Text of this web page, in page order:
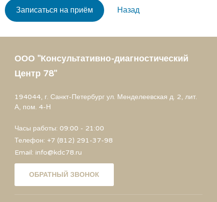
Записаться на приём Назад
ООО "Консультативно-диагностический
Центр 78"
194044, г. Санкт-Петербург ул. Менделеевская д. 2, лит.
А, пом. 4-Н
Часы работы: 09:00 - 21:00
Телефон: +7 (812) 291-37-98
Email: info@kdc78.ru
ОБРАТНЫЙ ЗВОНОК